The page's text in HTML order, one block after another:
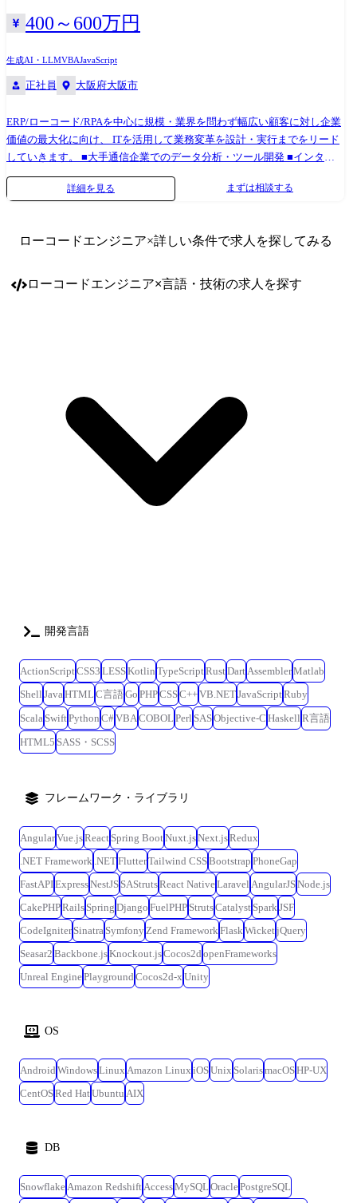
の発見から解決策の立案・実装までを一気通貫で対応することができ、
生産性の高い業務遂行を実現しています。 ※SOKKO+ とは? 業務効率化
を可視化し、改善点を抽出、最適なデジタルツールを選定するため、ス
ピーディーに業務効率化を実現できます。 最終的には、組織全体のデジ
(出向を命じることがあり、その場合は出向先の定める職種)
400～600万円
生成AI・LLMVBAJavaScript
正社員 大阪府大阪市
ERP/ローコード/RPAを中心に規模・業界を問わず幅広い顧客に対し企業
価値の最大化に向け、 ITを活用して業務変革を設計・実行までをリード
していきます。 ■大手通信企業でのデータ分析・ツール開発 ■インター
ネットサービス事業会社のデータ分析 ■ITソリューション企業のデータ
プラットフォーム推進・構築 ■CRM企業の業務自動化支援 など 2018年
エンジニア”を輩出してきた強い育成力が武器となります。 顧客の要望
内にて今まで対応してきた事例をノウハウとして共有、未経験領域に関
例】 <某製造業企業様での市民開発支援(業務効率化フロー開発)> ■環
境:PowerPlatform(PowerApps・PowerAutomate・PowerAutomateDesktop・
SharePointサイト など)、PowerShell、ExcelVBA ■工程:要件定義、設計、
開発、テスト ┗既に当社のメンバーがチームとして4名参画中(増員) ┗リ
モート頻度は週1回程度(現場作業状況により変動) ■特徴:企業様内では
DX推進の動きが全社的に高まっており、高度な市民開発支援に携わるこ
とができ、且つ、顧客に対して多くの支援が実施できる。 ┗ユーザー開
■環境:PowerPlatform(PowerApps・PowerAutomate)、ExcelVBA ■工程:要件
徴:レガシーシステムからPowerPlatformへの移行を推進中にて実装方法の
自由度が高く、対象ツールの選定から関わることができる。 ┗同企業様
内の複数プロジェクトにて当社メンバーの稼働実績があり、就業先の雰
囲気は良好。 <某製造業企業様の営業部門での業務効率化支援(業務効率
化フロー開発)> ■環境:kintone、PowerPlatform(PowerAutomate)、
ExcelVBA ■工程:要件定義、設計、開発、テスト、運用保守 ┗既に当社
事情があればリモート勤務が相談可能。 ■特徴:手作業だった各種フロー
をkintoneを中心とした管理へ移行し、成功事例を基に全国への取り組み
を拡大していく。 ┗メインツールはkintoneとなるがPowerAutomateや
ExcelVBAも併用しており、複数ツールの経験を積む事ができる、且つ、
kintoneはカスタマイズ開発も行うためJavaScript等のコーディング知見を
活かすことが可能。
詳細を見る まずは相談する
ローコードエンジニア×詳しい条件で求人を探してみる
ローコードエンジニア×言語・技術の求人を探す
開発言語
ActionScriptCSS3 LESSKotlin TypeScriptRustDartAssemblerMatlab
Shell JavaHTML C言語Go PHPCSSC++VB.NETJavaScriptRuby
Scala SwiftPython C#VBACOBOL Perl SASObjective-C Haskell R言語
HTML5 SASS・SCSS
フレームワーク・ライブラリ
AngularVue.jsReact Spring BootNuxt.jsNext.jsRedux
.NET Framework .NETFlutterTailwind CSSBootstrap PhoneGap
FastAPIExpressNestJS SAStrutsReact NativeLaravel AngularJSNode.js
CakePHPRails Spring Django FuelPHP StrutsCatalyst SparkJSF
CodeIgniter Sinatra SymfonyZend FrameworkFlaskWicketjQuery
Seasar2 Backbone.jsKnockout.jsCocos2d openFrameworks
Unreal EnginePlayground Cocos2d-x Unity
OS
Android WindowsLinux Amazon Linux iOSUnix SolarismacOSHP-UX
CentOSRed HatUbuntu AIX
DB
SnowflakeAmazon RedshiftAccessMySQL OraclePostgreSQL